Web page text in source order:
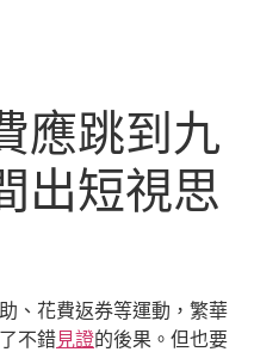
應跳到九
出短視思
、花費返券等運動，繁華
不錯見證的後果。但也要